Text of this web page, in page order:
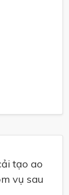
tạo ao
vụ sau